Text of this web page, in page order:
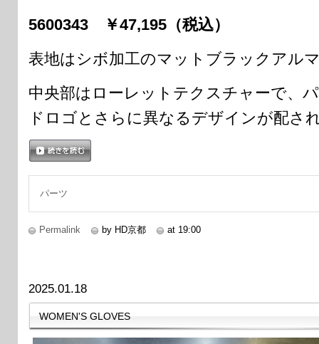
5600343 ￥47,195（税込）
表地はシボ加工のマットブラックアル
中央部はローレットテクスチャーで、
ドロゴとさらに異なるデザインが配さ
パーツ
Permalink by HD京都 at 19:00
2025.01.18
WOMEN'S GLOVES